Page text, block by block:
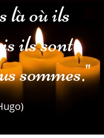
là où ils
ils sont
sommes."